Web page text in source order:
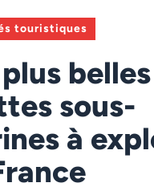
touristiques
belles
sous-
à